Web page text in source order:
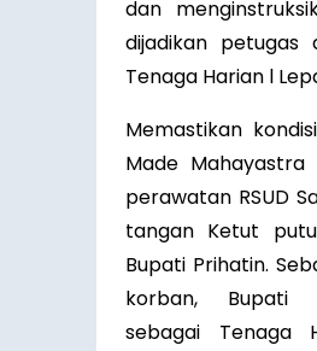
dan
dijadikan petugas
Tenaga Harian l
Memastikan
Made
perawatan RSUD
tangan Ketut
Bupati Prihatin.
korban, Bupati
sebagai Tenaga